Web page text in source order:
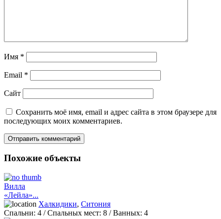
Имя *
Email *
Сайт
Сохранить моё имя, email и адрес сайта в этом браузере для
последующих моих комментариев.
Похожие объекты
Вилла
«Лейла»...
Халкидики, Ситония
Спальни: 4 / Спальных мест: 8 /Ванных: 4